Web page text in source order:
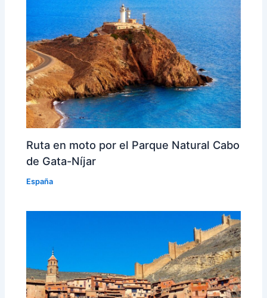
Ruta en moto por el Parque Natural Cabo
de Gata-Níjar
España